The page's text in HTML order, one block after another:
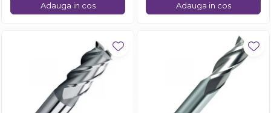
Adauga in cos Adauga in cos